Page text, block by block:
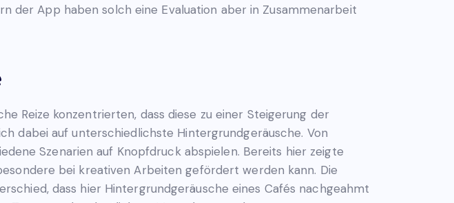
der App haben solch eine Evaluation aber in Zusammenarbeit
Reize konzentrierten, dass diese zu einer Steigerung der
dabei auf unterschiedlichste Hintergrundgeräusche. Von
Szenarien auf Knopfdruck abspielen. Bereits hier zeigte
bei kreativen Arbeiten gefördert werden kann. Die
dass hier Hintergrundgeräusche eines Cafés nachgeahmt